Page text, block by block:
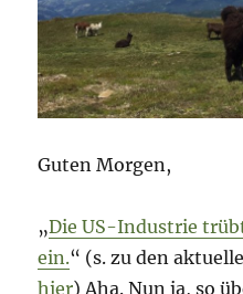
Guten Morgen,
„Die US-Industrie
ein.“ (s. zu den
hier) Aha. Nun ja, so